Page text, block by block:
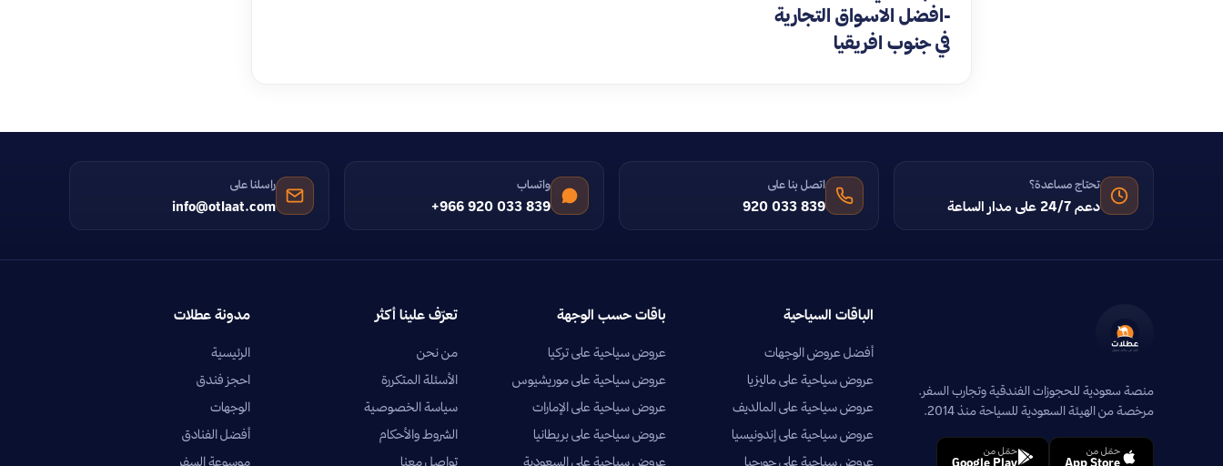
-افضل الاسواق التجارية
في جنوب افريقيا
تحتاج مساعدة؟
دعم 24/7 على مدار الساعة
اتصل بنا على
920 033 839
واتساب
+966 920 033 839
راسلنا على
info@otlaat.com
منصة سعودية للحجوزات الفندقية وتجارب السفر.
مرخصة من الهيئة السعودية للسياحة منذ 2014.
حمّل من
App Store
حمّل من
Google Play
الباقات السياحية
أفضل عروض الوجهات
عروض سياحية على ماليزيا
عروض سياحية على المالديف
عروض سياحية على إندونيسيا
عروض سياحية على جورجيا
باقات حسب الوجهة
عروض سياحية على تركيا
عروض سياحية على موريشيوس
عروض سياحية على الإمارات
عروض سياحية على بريطانيا
عروض سياحية على السعودية
تعرّف علينا أكثر
من نحن
الأسئلة المتكررة
سياسة الخصوصية
الشروط والأحكام
تواصل معنا
مدونة عطلات
الرئيسية
احجز فندق
الوجهات
أفضل الفنادق
موسوعة السفر